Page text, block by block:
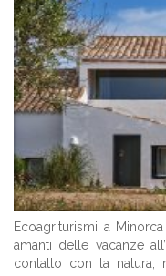
Ecoagriturismi a
amanti delle vacanze
contatto con la natura,